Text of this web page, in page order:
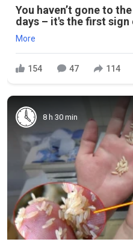
You haven’t gone to
days – it's the first sign
More
154 47 114
8 h 30 min